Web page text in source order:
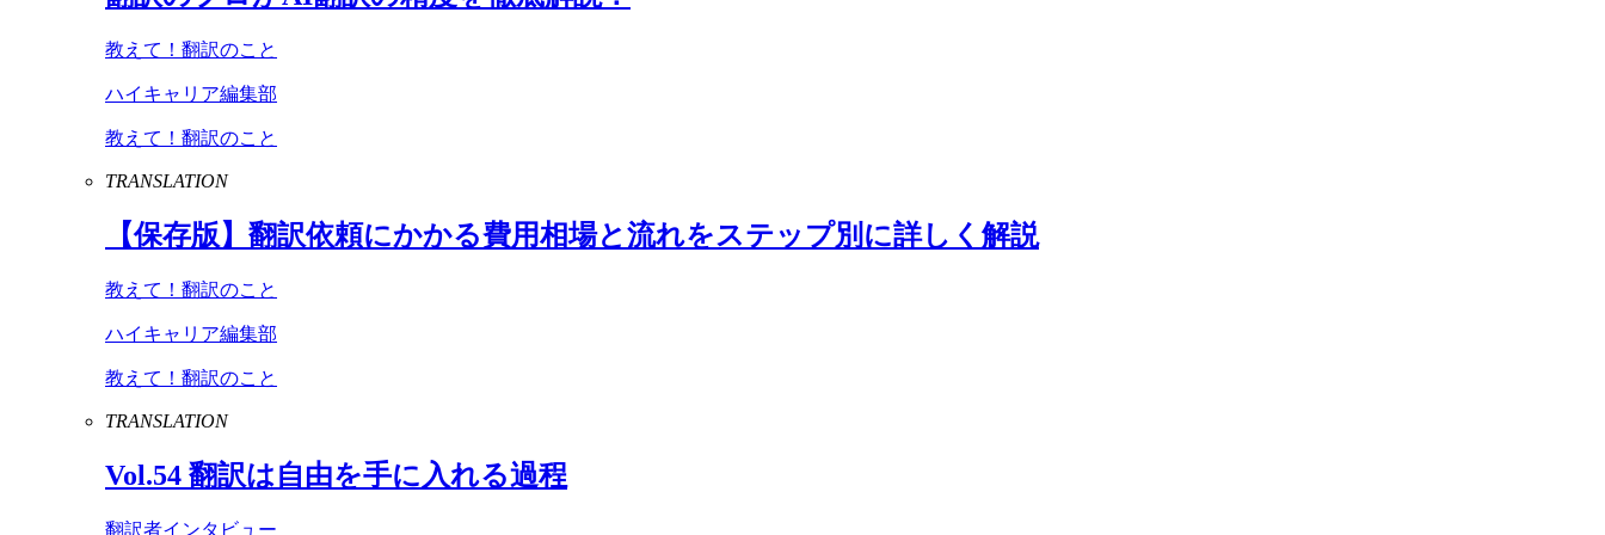
教えて！翻訳のこと
ハイキャリア編集部
教えて！翻訳のこと
TRANSLATION
【保存版】翻訳依頼にかかる費用相場と流れをステップ別に詳しく解説
教えて！翻訳のこと
ハイキャリア編集部
教えて！翻訳のこと
TRANSLATION
Vol.54 翻訳は自由を手に入れる過程
翻訳者インタビュー